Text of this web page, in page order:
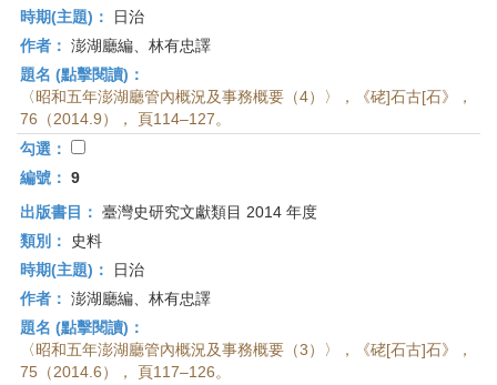
時期(主題)：
日治
作者： 澎湖廳編、林有忠譯
題名 (點擊閱讀)：
〈昭和五年澎湖廳管內概況及事務概要（4）〉，《硓]石古[石》，
76（2014.9）， 頁114–127。
勾選：
編號： 9
出版書目： 臺灣史研究文獻類目 2014 年度
類別：
史料
時期(主題)：
日治
作者： 澎湖廳編、林有忠譯
題名 (點擊閱讀)：
〈昭和五年澎湖廳管內概況及事務概要（3）〉，《硓[石古]石》，
75（2014.6）， 頁117–126。